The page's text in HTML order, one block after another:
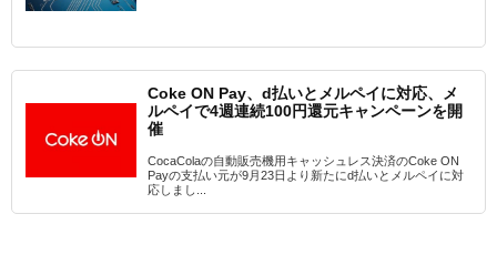
Coke ON Pay、d払いとメルペイに対応、メ
ルペイで4週連続100円還元キャンペーンを開
催
CocaColaの自動販売機用キャッシュレス決済のCoke ON
Payの支払い元が9月23日より新たにd払いとメルペイに対
応しまし...